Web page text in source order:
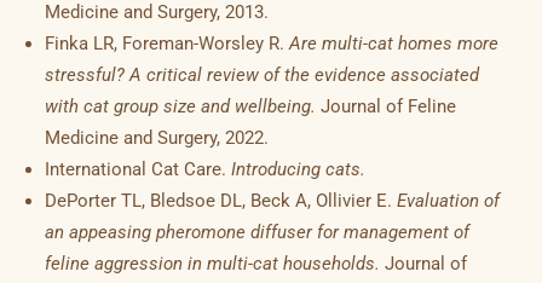
Medicine and Surgery, 2013.
Finka LR, Foreman-Worsley R.Are multi-cat homes more
stressful? A critical review of the evidence associated
with cat group size and wellbeing. Journal of Feline
Medicine and Surgery, 2022.
International Cat Care.Introducing cats.
DePorter TL, Bledsoe DL, Beck A, Ollivier E.Evaluation of
an appeasing pheromone diffuser for management of
feline aggression in multi-cat households. Journal of